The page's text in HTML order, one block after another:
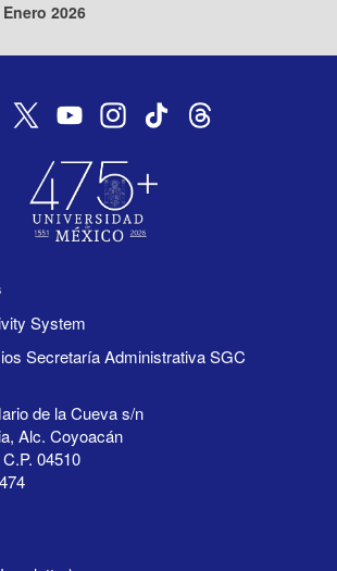
Enero 2026
System
Secretaría Administrativa SGC
de la Cueva s/n
Alc. Coyoacán
04510